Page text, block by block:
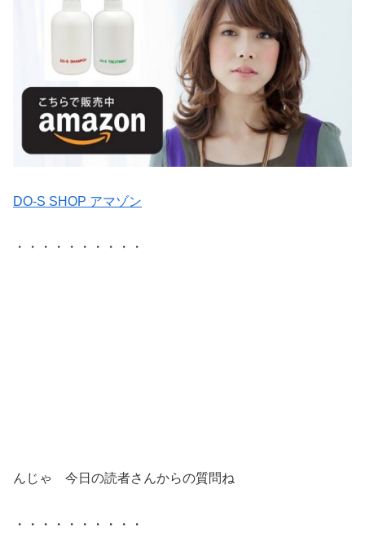
DO-S SHOP アマゾン
・・・・・・・・・・
んじゃ 今日の読者さんからの質問ね
・・・・・・・・・・